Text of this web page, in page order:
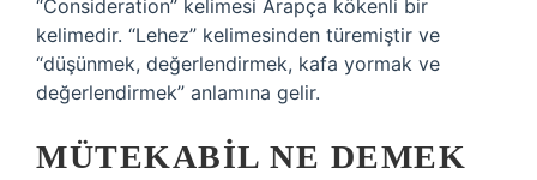
“Consideration” kelimesi Arapça kökenli bir
kelimedir. “Lehez” kelimesinden türemiştir ve
“düşünmek, değerlendirmek, kafa yormak ve
değerlendirmek” anlamına gelir.
MÜTEKABIL NE DEMEK